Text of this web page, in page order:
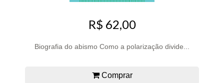
R$ 62,00
Biografia do abismo Como a polarização divide...
Comprar